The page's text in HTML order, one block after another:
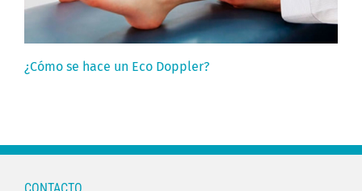
¿Cómo se hace un Eco Doppler?